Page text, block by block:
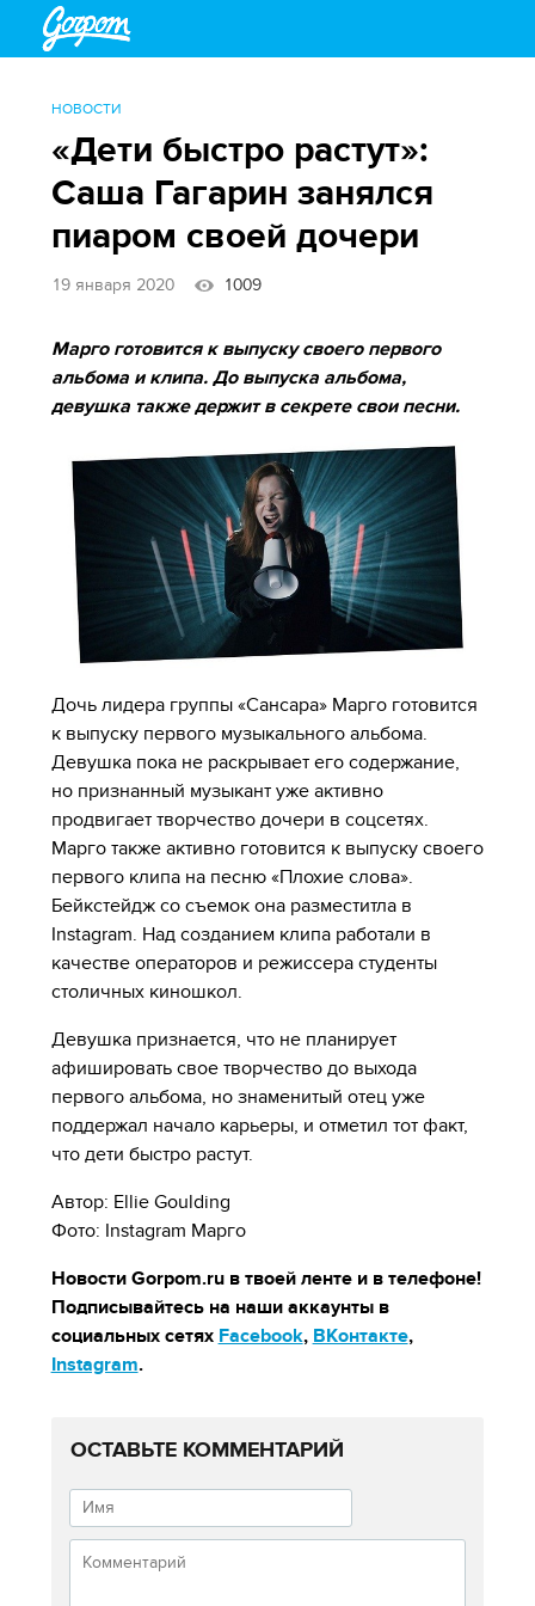
НОВОСТИ
«Дети быстро растут»:
Саша Гагарин занялся
пиаром своей дочери
19 января 2020 1009
Марго готовится к выпуску своего первого
альбома и клипа. До выпуска альбома,
девушка также держит в секрете свои песни.
Дочь лидера группы «Сансара» Марго готовится
к выпуску первого музыкального альбома.
Девушка пока не раскрывает его содержание,
но признанный музыкант уже активно
продвигает творчество дочери в соцсетях.
Марго также активно готовится к выпуску своего
первого клипа на песню «Плохие слова».
Бейкстейдж со съемок она разместитла в
Instagram. Над созданием клипа работали в
качестве операторов и режиссера студенты
столичных киношкол.
Девушка признается, что не планирует
афишировать свое творчество до выхода
первого альбома, но знаменитый отец уже
поддержал начало карьеры, и отметил тот факт,
что дети быстро растут.
Автор: Ellie Goulding
Фото: Instagram Марго
Новости Gorpom.ru в твоей ленте и в телефоне!
Подписывайтесь на наши аккаунты в
социальных сетях Facebook, ВКонтакте,
Instagram.
ОСТАВЬТЕ КОММЕНТАРИЙ